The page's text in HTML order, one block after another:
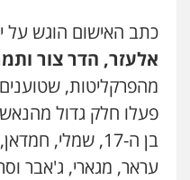
כתב האישום הוגש על
אלעזר, הדר צור
פעלו חלק גדול
בן ה-17, שמלי,
עראר, מגארי, ג'אבר